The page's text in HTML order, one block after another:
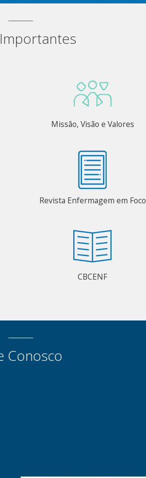
Missão, Visão e Valores
Revista Enfermagem em Foco
CBCENF
Conosco